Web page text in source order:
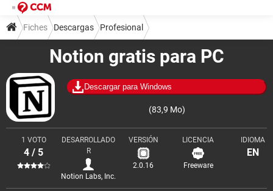
Notion gratis para PC
Descargar para Windows
(83,9 Mo)
1 VOTO
4 / 5
DESARROLLADO
R
Notion Labs, Inc.
VERSIÓN
2.0.16
LICENCIA
Freeware
IDIOMA
EN
Fiches Descargas Profesional
Organización y trabajo en equipo